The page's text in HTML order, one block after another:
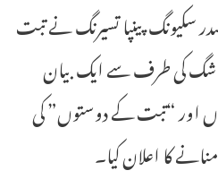
سکیونگ پینپا تسیرنگ نے تبت
کاشگ کی طرف سے ایک بیان
اور “تبت کے دوستوں” کی
کا اعلان کیا۔